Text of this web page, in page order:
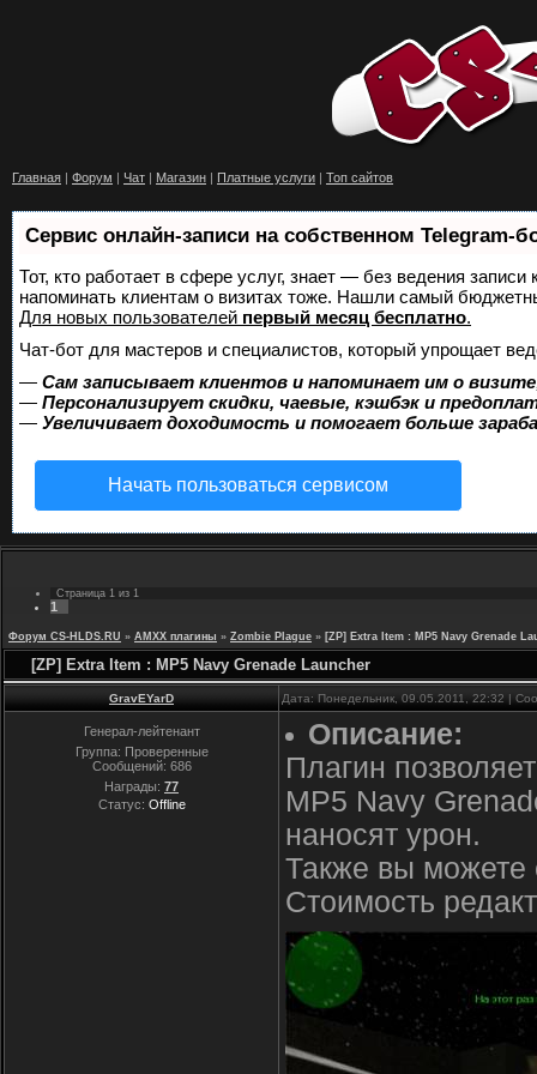
Главная | Форум | Чат | Магазин | Платные услуги | Топ сайтов
Сервис онлайн-записи на собственном Telegram-
Тот, кто работает в сфере услуг, знает — без ведения
напоминать клиентам о визитах тоже. Нашли самый
Для новых пользователей первый месяц бесплатно.
Чат-бот для мастеров и специалистов, который упрощает
— Сам записывает клиентов и напоминает им о
— Персонализирует скидки, чаевые, кэшбэк и
— Увеличивает доходимость и помогает больше
Начать пользоваться сервисом
Страница 1 из 1
1
Форум CS-HLDS.RU » AMXX плагины » Zombie Plague » [ZP] Extra Item : MP5 Navy Grenade
[ZP] Extra Item : MP5 Navy Grenade Launcher
GravEYarD Дата: Понедельник, 09.05.2011, 22:32 |
Генерал-лейтенант
Группа: Проверенные
Сообщений: 686
Награды: 77
Статус: Offline
Описание:
Плагин
MP5 Navy
наносят урон.
Также вы можете
Стоимость